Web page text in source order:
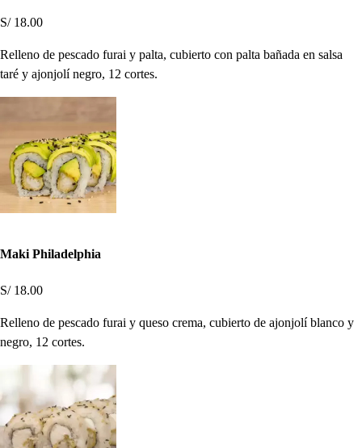
S/ 18.00
Relleno de pescado furai y palta, cubierto con palta bañada en salsa
taré y ajonjolí negro, 12 cortes.
Maki Philadelphia
S/ 18.00
Relleno de pescado furai y queso crema, cubierto de ajonjolí blanco y
negro, 12 cortes.